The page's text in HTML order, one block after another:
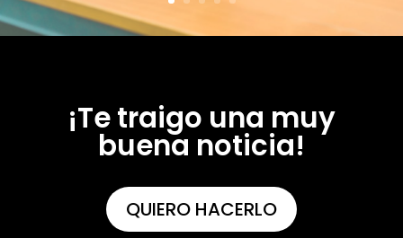
¡Te traigo una muy
buena noticia!
QUIERO HACERLO